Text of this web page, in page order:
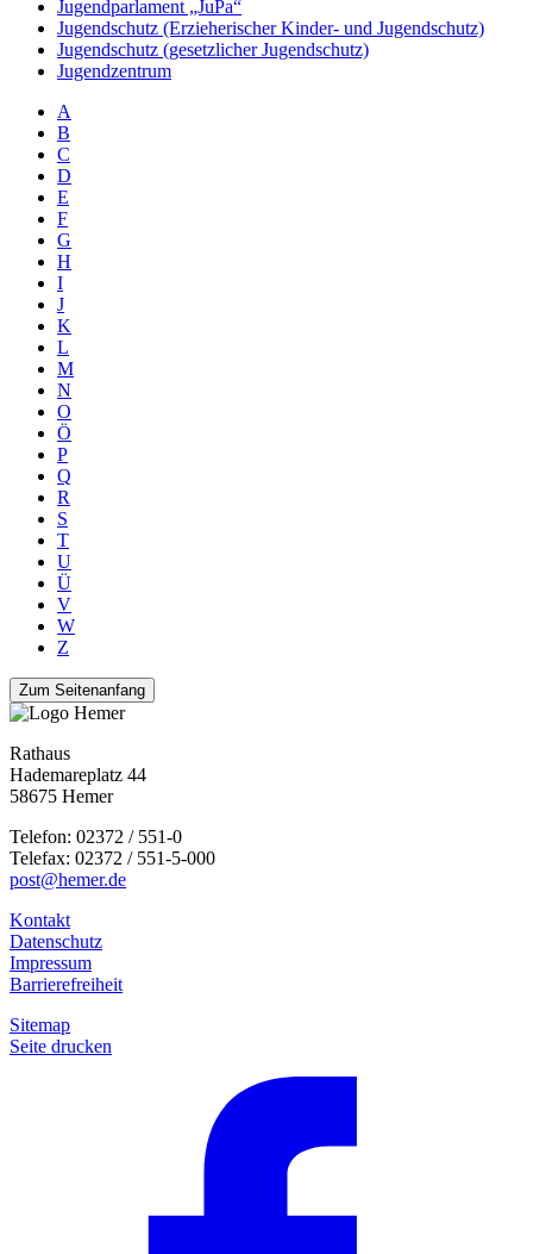
Jugendparlament „JuPa“
Jugendschutz (Erzieherischer Kinder- und Jugendschutz)
Jugendschutz (gesetzlicher Jugendschutz)
Jugendzentrum
A
B
C
D
E
F
G
H
I
J
K
L
M
N
O
Ö
P
Q
R
S
T
U
Ü
V
W
Z
Zum Seitenanfang
Rathaus
Hademareplatz 44
58675 Hemer
Telefon: 02372 / 551-0
Telefax: 02372 / 551-5-000
post@hemer.de
Kontakt
Datenschutz
Impressum
Barrierefreiheit
Sitemap
Seite drucken